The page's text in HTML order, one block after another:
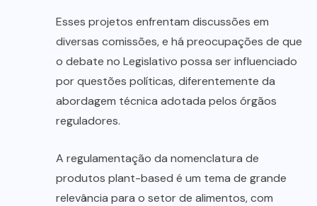
Esses projetos enfrentam discussões em
diversas comissões, e há preocupações de que
o debate no Legislativo possa ser influenciado
por questões políticas, diferentemente da
abordagem técnica adotada pelos órgãos
reguladores.
A regulamentação da nomenclatura de
produtos plant-based é um tema de grande
relevância para o setor de alimentos, com